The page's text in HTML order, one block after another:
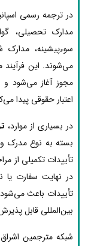
در ترجمه رسمی
مدارک تحصیلی،
سوءپیشینه، مدارک
می‌شوند. این
مجوز آغاز می‌شود
اعتبار حقوقی پیدا
در بسیاری از موارد،
بسته به نوع مدرک و
تأییدات تکمیلی از
در نهایت سفارت یا
تأییدات باعث
بین‌المللی قابل
شبکه مترجمین